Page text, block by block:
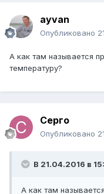
ayvan
Опубликовано
А как там называется
температуру?
Серго
Опубликовано
В 21.04.2016 в
А как там